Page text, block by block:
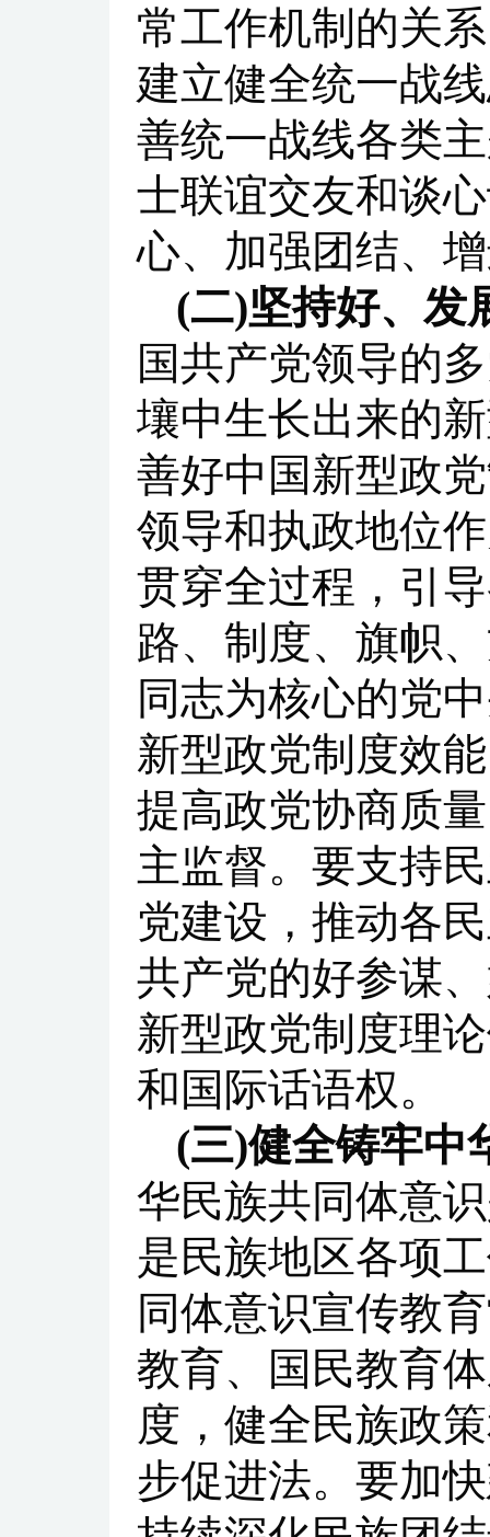
常工作机制的关
建立健全统一战
善统一战线各类
士联谊交友和谈
心、加强团结、
(二)坚持好、发
国共产党领导的
壤中生长出来的
善好中国新型政
领导和执政地位
贯穿全过程，引
路、制度、旗帜
同志为核心的党
新型政党制度效
提高政党协商质
主监督。要支持
党建设，推动各
共产党的好参谋
新型政党制度理
和国际话语权。
(三)健全铸牢中
华民族共同体意
是民族地区各项
同体意识宣传教
教育、国民教育
度，健全民族政
步促进法。要加